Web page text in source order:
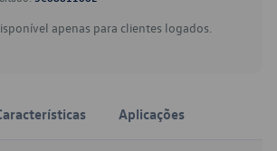
apenas para clientes logados.
Aplicações